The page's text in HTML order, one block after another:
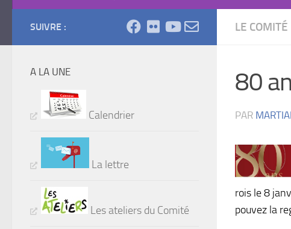
LE COMITÉ
80
PAR
rois le 8
pouvez la
SUIVRE :
A LA UNE
Calendrier
La lettre
Les ateliers du Comité